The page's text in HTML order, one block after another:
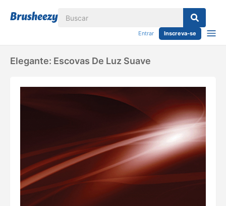
Entrar Inscreva-se
Elegante: Escovas De Luz Suave